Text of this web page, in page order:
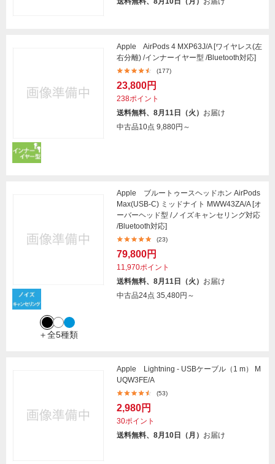
Apple AirPods 4 MXP63J/A [ワイヤレス(左
右分離) /インナーイヤー型 /Bluetooth対応]
(177)
23,800円
238ポイント
送料無料、8月11日（火） お届け
中古品10点 9,880円～
＋全5種類
Apple ブルートゥースヘッドホン AirPods
Max(USB-C) ミッドナイト MWW43ZA/A [オ
ーバーヘッド型 /ノイズキャンセリング対応
/Bluetooth対応]
(23)
79,800円
11,970ポイント
送料無料、8月11日（火） お届け
中古品24点 35,480円～
Apple Lightning - USBケーブル（1 m） M
UQW3FE/A
(53)
2,980円
30ポイント
送料無料、8月10日（月） お届け